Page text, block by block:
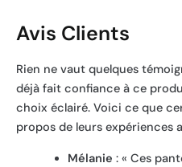
Avis Clients
Rien ne vaut quelques
déjà fait confiance à ce
choix éclairé. Voici ce que
propos de leurs expériences
Mélanie : « Ces